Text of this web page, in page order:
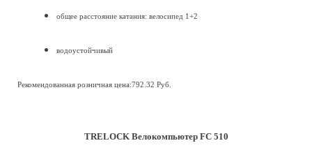
общее расстояние катания: велосипед 1+2
водоустойчивый
Рекомендованная розничная цена:792.32 Руб.
TRELOCK Велокомпьютер FC 510